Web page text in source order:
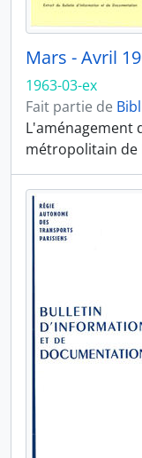
Mars - Avril
1963-03-ex
Fait partie de
L'aménagement
métropolitain de